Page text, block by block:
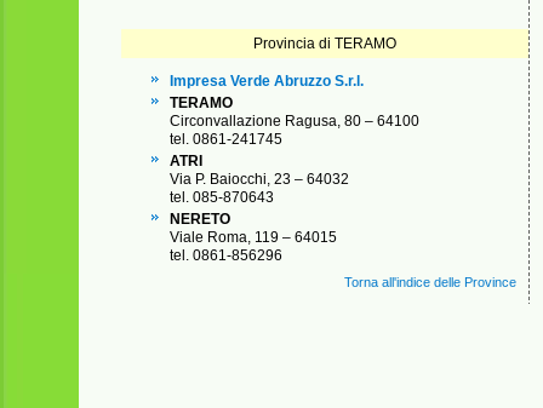
Provincia di TERAMO
Impresa Verde Abruzzo S.r.l.
TERAMO
Circonvallazione Ragusa, 80 – 64100
tel. 0861-241745
ATRI
Via P. Baiocchi, 23 – 64032
tel. 085-870643
NERETO
Viale Roma, 119 – 64015
tel. 0861-856296
Torna all'indice delle Province